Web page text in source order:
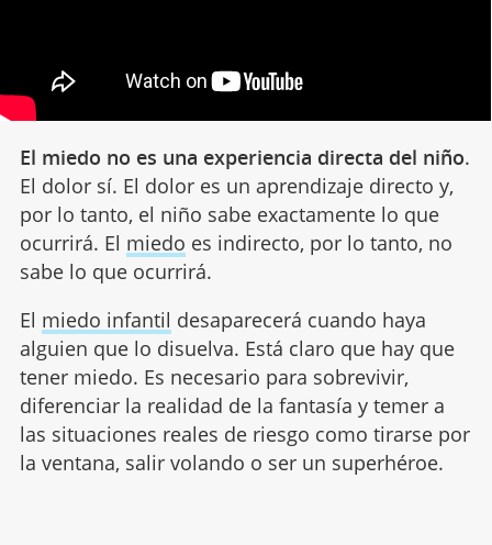
El miedo no es una experiencia directa del niño.
El dolor sí. El dolor es un aprendizaje directo y,
por lo tanto, el niño sabe exactamente lo que
ocurrirá. El miedo es indirecto, por lo tanto, no
sabe lo que ocurrirá.
El miedo infantil desaparecerá cuando haya
alguien que lo disuelva. Está claro que hay que
tener miedo. Es necesario para sobrevivir,
diferenciar la realidad de la fantasía y temer a
las situaciones reales de riesgo como tirarse por
la ventana, salir volando o ser un superhéroe.